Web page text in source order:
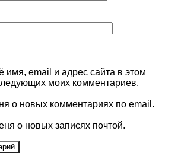
имя, email и адрес сайта в этом
моих комментариев.
о новых комментариях по email.
о новых записях почтой.